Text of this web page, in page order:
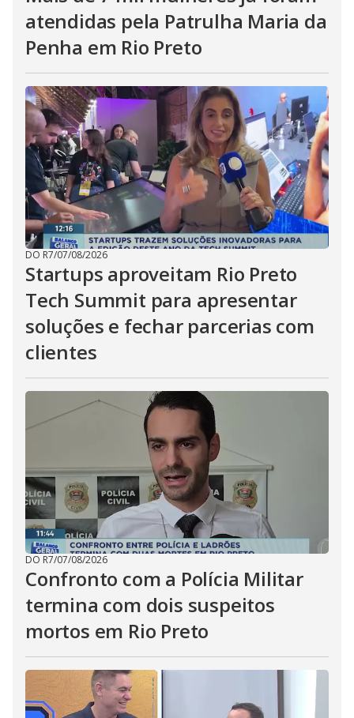
atendidas pela Patrulha Maria da
Penha em Rio Preto
DO R7/07/08/2026
Startups aproveitam Rio Preto
Tech Summit para apresentar
soluções e fechar parcerias com
clientes
DO R7/07/08/2026
Confronto com a Polícia Militar
termina com dois suspeitos
mortos em Rio Preto